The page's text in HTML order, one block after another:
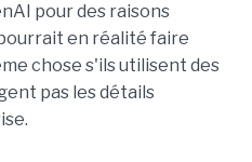
pour des raisons
en réalité faire
chose s'ils utilisent des
pas les détails